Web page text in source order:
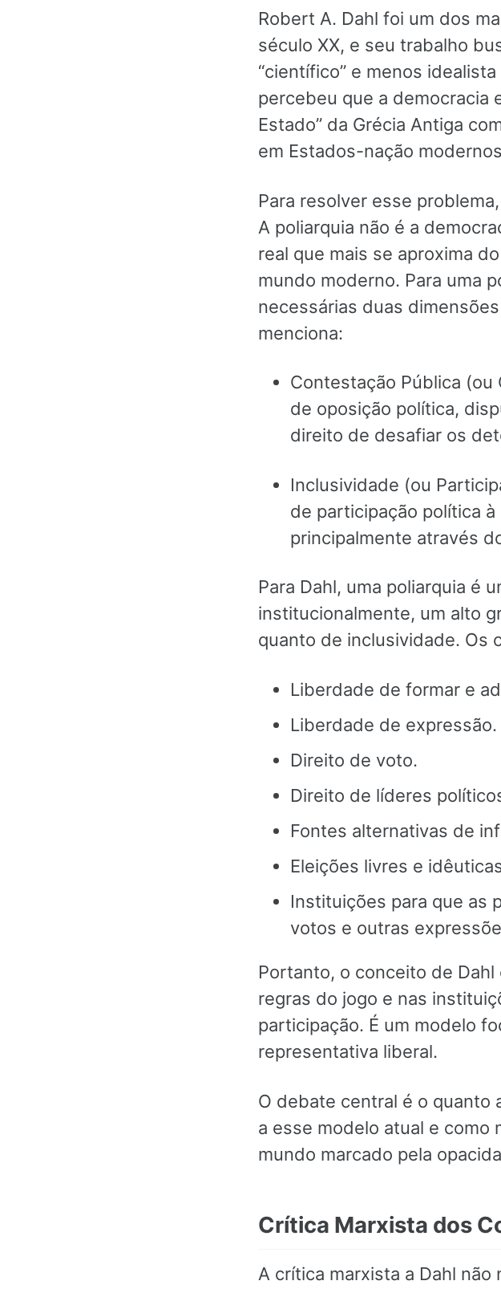
Robert A. Dahl foi um dos
século XX, e seu trabalho
“científico” e menos
percebeu que a democracia
Estado” da Grécia Antiga
em Estados-nação
Para resolver esse
A poliarquia não é a
real que mais se aproxima
mundo moderno. Para uma
necessárias duas
menciona:
Contestação Pública
de oposição política,
direito de desafiar os
Inclusividade (ou
de participação política
principalmente através
Para Dahl, uma poliarquia é
institucionalmente, um alto
quanto de inclusividade. Os
Liberdade de formar e
Liberdade de expressão.
Direito de voto.
Direito de líderes
Fontes alternativas de
Eleições livres e
Instituições para que as
votos e outras
Portanto, o conceito de
regras do jogo e nas
participação. É um modelo
representativa liberal.
O debate central é o quanto
a esse modelo atual e como
mundo marcado pela
Crítica Marxista dos
A crítica marxista a Dahl